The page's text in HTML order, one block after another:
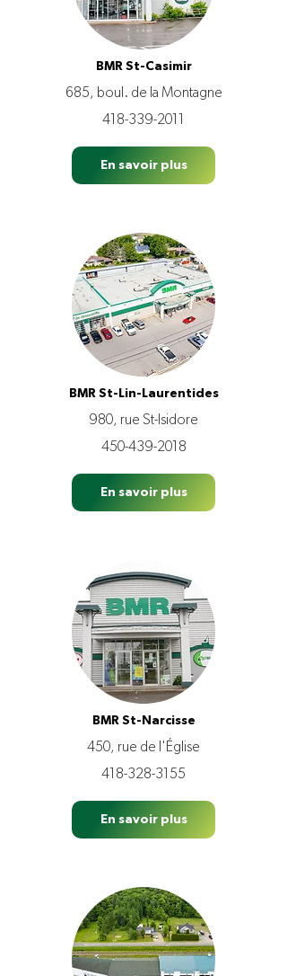
BMR St-Casimir
685, boul. de la Montagne
418-339-2011
En savoir plus
BMR St-Lin-Laurentides
980, rue St-Isidore
450-439-2018
En savoir plus
BMR St-Narcisse
450, rue de l'Église
418-328-3155
En savoir plus